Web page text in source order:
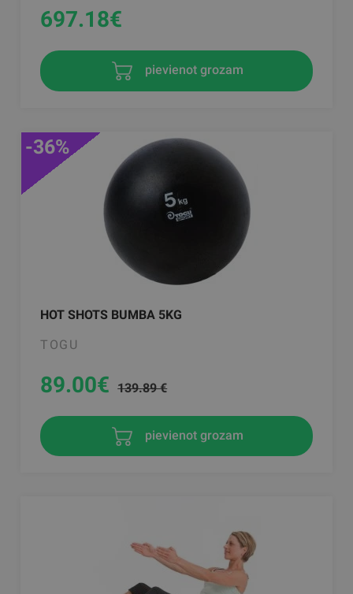
697.18€
pievienot grozam
HOT SHOTS BUMBA 5KG
TOGU
-36%
89.00€ 139.89 €
pievienot grozam